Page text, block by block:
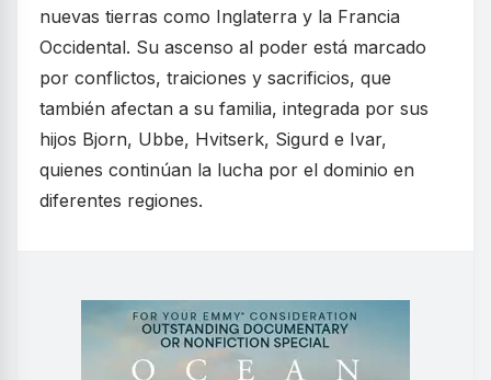
nuevas tierras como Inglaterra y la Francia
Occidental. Su ascenso al poder está marcado
por conflictos, traiciones y sacrificios, que
también afectan a su familia, integrada por sus
hijos Bjorn, Ubbe, Hvitserk, Sigurd e Ivar,
quienes continúan la lucha por el dominio en
diferentes regiones.